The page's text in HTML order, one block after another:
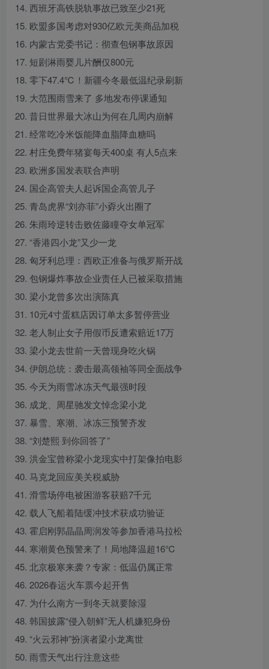
14. 西班牙高铁脱轨事故已致至少21死
15. 欧盟多国考虑对930亿欧元美商品加税
16. 内蒙古党委书记：彻查包钢事故原因
17. 短剧淋雨婴儿片酬仅800元
18. 零下47.4℃！新疆今冬最低温纪录刷新
19. 大范围雨雪来了 多地发布停课通知
20. 昔日世界最大冰山为何在几周内崩解
21. 经常吃冷米饭能降血脂降血糖吗
22. 村庄免费年猪宴每天400桌 有人5点来
23. 欧洲多国发表联合声明
24. 国企高管夫人起诉国企高管儿子
25. 青岛虎界“刘亦菲”小孬火出圈了
26. 朱雨玲逆转击败佐藤瞳夺女单冠军
27. “香港四小龙”又少一龙
28. 匈牙利总理：西欧正准备与俄罗斯开战
29. 包钢爆炸事故企业责任人已被采取措施
30. 梁小龙曾多次出演陈真
31. 10元4寸蛋糕店因订单太多暂停营业
32. 老人制止女子用假币反遭索赔近17万
33. 梁小龙去世前一天曾现身吃火锅
34. 伊朗总统：袭击最高领袖等同全面战争
35. 今天为雨雪冰冻天气最强时段
36. 成龙、周星驰发文悼念梁小龙
37. 暴雪、寒潮、冰冻三预警齐发
38. “刘楚熙 到你回答了”
39. 洪金宝曾称梁小龙现实中打架像拍电影
40. 马克龙回应美关税威胁
41. 滑雪场停电被困游客获赔7千元
42. 载人飞船着陆缓冲技术获成功验证
43. 霍启刚郭晶晶周润发等参加香港马拉松
44. 寒潮黄色预警来了！局地降温超16℃
45. 北京极寒来袭？专家：低温仍属正常
46. 2026春运火车票今起开售
47. 为什么南方一到冬天就要除湿
48. 韩国披露“侵入朝鲜”无人机嫌犯身份
49. “火云邪神”扮演者梁小龙离世
50. 雨雪天气出行注意这些